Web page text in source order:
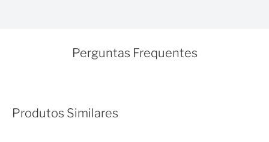
Perguntas Frequentes
Produtos Similares